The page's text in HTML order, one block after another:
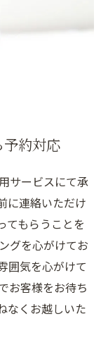
約対応
サービスにて承
に連絡いただけ
てもらうことを
グを心がけてお
囲気を心がけて
お客様をお待ち
なくお越しいた